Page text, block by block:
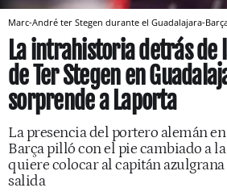
Marc-André ter Stegen durante el Guadalajara-
La intrahistoria detrás de
de Ter Stegen en
sorprende a Laporta
La presencia del portero alemán
Barça pilló con el pie cambiado a
quiere colocar al capitán
salida